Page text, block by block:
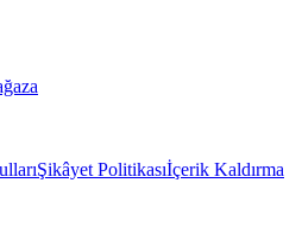
Şikâyet Politikasıİçerik Kaldırma